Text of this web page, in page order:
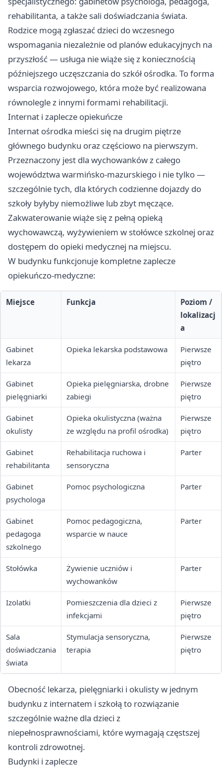
rehabilitanta, a także sali doświadczania świata.
Rodzice mogą zgłaszać dzieci do wczesnego
wspomagania niezależnie od planów edukacyjnych na
przyszłość — usługa nie wiąże się z koniecznością
późniejszego uczęszczania do szkół ośrodka. To forma
wsparcia rozwojowego, która może być realizowana
równolegle z innymi formami rehabilitacji.
Internat i zaplecze opiekuńcze
Internat ośrodka mieści się na drugim piętrze
głównego budynku oraz częściowo na pierwszym.
Przeznaczony jest dla wychowanków z całego
województwa warmińsko-mazurskiego i nie tylko —
szczególnie tych, dla których codzienne dojazdy do
szkoły byłyby niemożliwe lub zbyt męczące.
Zakwaterowanie wiąże się z pełną opieką
wychowawczą, wyżywieniem w stołówce szkolnej oraz
dostępem do opieki medycznej na miejscu.
W budynku funkcjonuje kompletne zaplecze
opiekuńczo-medyczne:
Miejsce Funkcja
Poziom /
lokalizacj
a
Gabinet
lekarza
Opieka lekarska podstawowa
Pierwsze
piętro
Gabinet
pielęgniarki
Opieka pielęgniarska, drobne
zabiegi
Pierwsze
piętro
Gabinet
okulisty
Opieka okulistyczna (ważna
ze względu na profil ośrodka)
Pierwsze
piętro
Gabinet
rehabilitanta
Rehabilitacja ruchowa i
sensoryczna
Parter
Gabinet
psychologa
Pomoc psychologiczna Parter
Gabinet
pedagoga
szkolnego
Pomoc pedagogiczna,
wsparcie w nauce
Parter
Stołówka
Żywienie uczniów i
wychowanków
Parter
Izolatki
Pomieszczenia dla dzieci z
infekcjami
Pierwsze
piętro
Sala
doświadczania
świata
Stymulacja sensoryczna,
terapia
Pierwsze
piętro
Obecność lekarza, pielęgniarki i okulisty w jednym
budynku z internatem i szkołą to rozwiązanie
szczególnie ważne dla dzieci z
niepełnosprawnościami, które wymagają częstszej
kontroli zdrowotnej.
Budynki i zaplecze